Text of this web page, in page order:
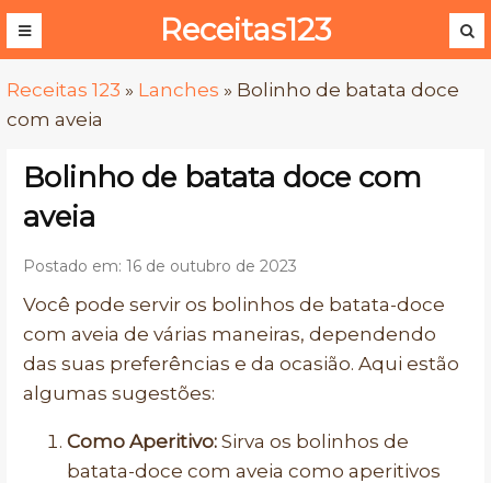
Receitas123
Receitas 123 » Lanches » Bolinho de batata doce
com aveia
Bolinho de batata doce com
aveia
Postado em: 16 de outubro de 2023
Você pode servir os bolinhos de batata-doce
com aveia de várias maneiras, dependendo
das suas preferências e da ocasião. Aqui estão
algumas sugestões:
Como Aperitivo: Sirva os bolinhos de
batata-doce com aveia como aperitivos